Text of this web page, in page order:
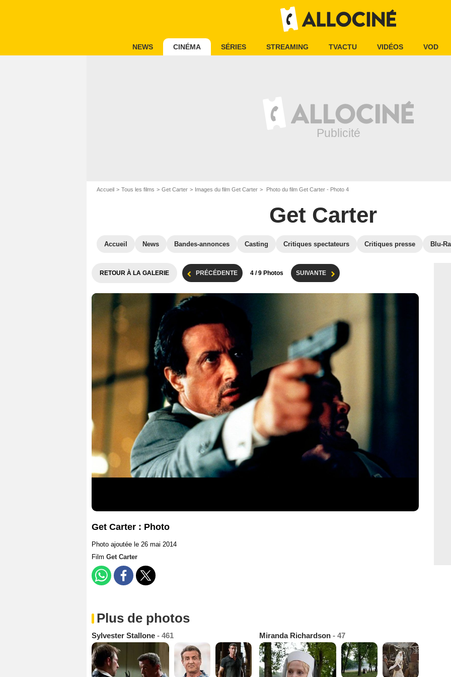
NEWS CINÉMA SÉRIES STREAMING TVACTU VIDÉOS VOD
Accueil Tous les films Get Carter Images du film Get Carter Photo du film Get Carter - Photo 4
Get Carter
Accueil News Bandes-annonces Casting Critiques spectateurs Critiques presse Blu-
RETOUR À LA GALERIE PRÉCÉDENTE 4 / 9 Photos SUIVANTE
Get Carter : Photo
Photo ajoutée le 26 mai 2014
Film Get Carter
Plus de photos
Sylvester Stallone - 461 Miranda Richardson - 47